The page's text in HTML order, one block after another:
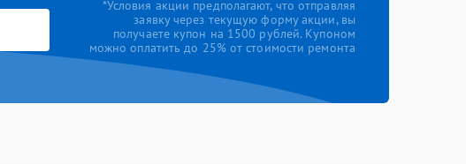
*Условия акции предполагают, что отправляя
заявку через текущую форму акции, вы
получаете купон на 1500 рублей. Купоном
можно оплатить до 25% от стоимости ремонта